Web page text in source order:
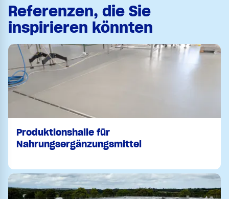
Referenzen, die Sie
inspirieren könnten
Produktionshalle für
Nahrungsergänzungsmittel